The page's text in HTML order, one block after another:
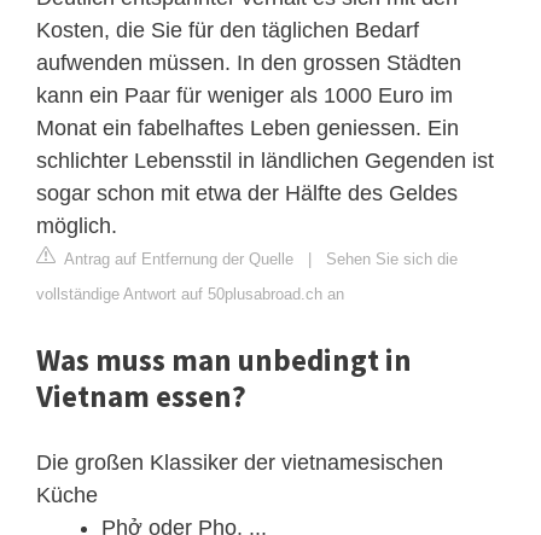
Kosten, die Sie für den täglichen Bedarf
aufwenden müssen. In den grossen Städten
kann ein Paar für weniger als 1000 Euro im
Monat ein fabelhaftes Leben geniessen. Ein
schlichter Lebensstil in ländlichen Gegenden ist
sogar schon mit etwa der Hälfte des Geldes
möglich.
Antrag auf Entfernung der Quelle | Sehen Sie sich die
vollständige Antwort auf 50plusabroad.ch an
Was muss man unbedingt in
Vietnam essen?
Die großen Klassiker der vietnamesischen
Küche
Phở oder Pho. ...